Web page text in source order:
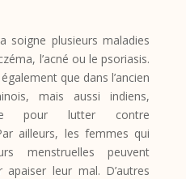
soigne plusieurs maladies
l’acné ou le psoriasis.
que dans l’ancien
mais aussi indiens,
pour lutter contre
ailleurs, les femmes qui
menstruelles peuvent
apaiser leur mal. D’autres